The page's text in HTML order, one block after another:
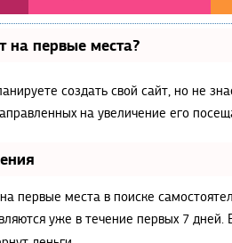
на первые места?
создать свой сайт, но не
на увеличение его
первые места в поиске
уже в течение первых 7